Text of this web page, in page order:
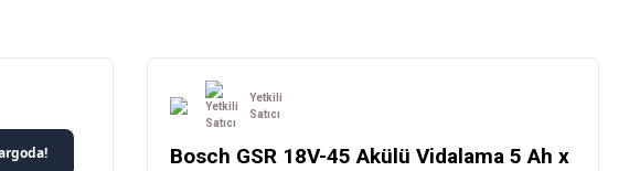
Yetkili
Satıcı
Bosch GSR 18V-45 Akülü Vidalama 5 Ah x